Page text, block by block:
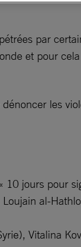
par
et pour
les
10 jours pour
al-
Vitalina